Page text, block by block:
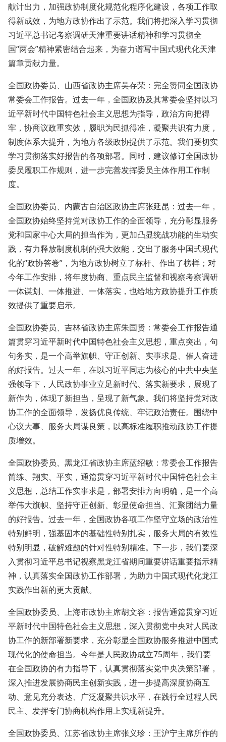
献计出力，加强政协制度化规范化程序化建设，各项工作取
得新成效，为地方政协作出了示范。我们将把深入学习贯彻
习近平总书记考察调研天津重要讲话精神和学习贯彻全
国“两会”精神紧密结合起来，为奋力谱写中国式现代化天津
篇章贡献力量。
全国政协委员、山西省政协主席吴存荣：完全赞同全国政协
常委会工作报告。过去一年，全国政协及其常委会坚持以习
近平新时代中国特色社会主义思想为指导，政治方向把得
牢，协商议政重实效，履职为民抓得准，凝聚共识有力度，
制度体系大提升，为地方各级政协提供了示范。我们要切实
学习贯彻落实好报告的各项部署。同时，建议修订全国政协
委员履职工作规则，进一步完善发挥委员主体作用工作制
度。
全国政协委员、内蒙古自治区政协主席张延昆：过去一年，
全国政协始终坚持党对政协工作的全面领导，充分彰显服务
党和国家中心大局的担当作为，更加凸显统战功能的生动实
践，有力释放制度机制的强大效能，交出了服务中国式现代
化的“政协答卷”，为地方政协树立了标杆、作出了榜样；对
今年工作安排，将年度协商、重点民主监督和视察考察调研
一体谋划、一体推进、一体落实，也给地方政协提升工作质
效提供了重要启示。
全国政协委员、吉林省政协主席朱国贤：常委会工作报告通
篇贯穿习近平新时代中国特色社会主义思想，重点突出，句
句务实，是一个高举旗帜、守正创新、实事求是、催人奋进
的好报告。过去一年，在以习近平同志为核心的中共中央坚
强领导下，人民政协事业立足新时代、落实新要求，展现了
新作为，体现了新担当，呈现了新气象。我们将坚持党对政
协工作的全面领导，发扬优良传统、牢记政治责任。围绕中
心议大事、服务大局谋良策，以高标准履职推动政协工作提
质增效。
全国政协委员、黑龙江省政协主席蓝绍敏：常委会工作报告
简练、翔实、平实，通篇贯穿习近平新时代中国特色社会主
义思想，总结工作实事求是，部署安排方向明确，是一个高
举伟大旗帜、坚持守正创新、彰显使命担当、汇聚团结力量
的好报告。过去一年，全国政协各项工作坚守立场的政治性
特别鲜明，强基固本的基础性特别扎实，服务大局的有效性
特别明显，破解难题的针对性特别精准。下一步，我们要深
入贯彻习近平总书记视察黑龙江省期间重要讲话重要指示精
神，认真落实全国政协工作部署，为助力中国式现代化龙江
实践作出新的更大贡献。
全国政协委员、上海市政协主席胡文容：报告通篇贯穿习近
平新时代中国特色社会主义思想，深入贯彻党中央对人民政
协工作的新部署新要求，充分彰显全国政协服务推进中国式
现代化的使命担当。今年是人民政协成立75周年，我们要
在全国政协的有力指导下，认真贯彻落实党中央决策部署，
深入推进发展协商民主创新实践，进一步提高深度协商互
动、意见充分表达、广泛凝聚共识水平，在践行全过程人民
民主、发挥专门协商机构作用上实现新提升。
全国政协委员、江苏省政协主席张义珍：王沪宁主席所作的